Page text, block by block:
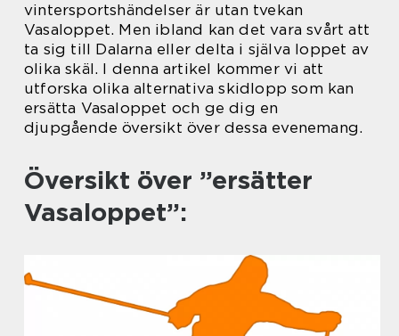
vintersportshändelser är utan tvekan
Vasaloppet. Men ibland kan det vara svårt att
ta sig till Dalarna eller delta i själva loppet av
olika skäl. I denna artikel kommer vi att
utforska olika alternativa skidlopp som kan
ersätta Vasaloppet och ge dig en
djupgående översikt över dessa evenemang.
Översikt över ”ersätter
Vasaloppet”: